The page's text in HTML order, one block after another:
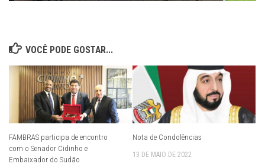
VOCÊ PODE GOSTAR...
FAMBRAS participa de encontro
com o Senador Cidinho e
Embaixador do Sudão
Nota de Condolências
13 DE MAIO DE 2022